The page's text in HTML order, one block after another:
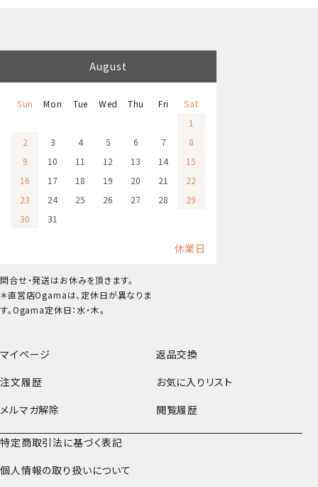
マイページ
返品交換
注文履歴
お気に入りリスト
メルマガ解除
閲覧履歴
特定商取引法に基づく表記
個人情報の取り扱いについて
August
Sun Mon Tue Wed Thu Fri
Sat
1
2
3 4 5 6 7
8
9
10 11 12 13 14
15
16
17 18 19 20 21
22
23
24 25 26 27 28
29
30
31
休業日
問合せ・発送はお休みを頂きます。
＊直営店Ogamaは、定休日が異なりま
す。Ogama定休日：水・木。